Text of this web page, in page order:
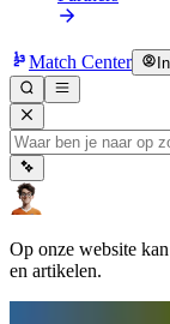
Match Center
Op onze website
en artikelen.